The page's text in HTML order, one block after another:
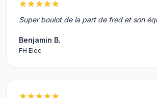
Super boulot de la part de fred et son
Benjamin B.
FH Elec